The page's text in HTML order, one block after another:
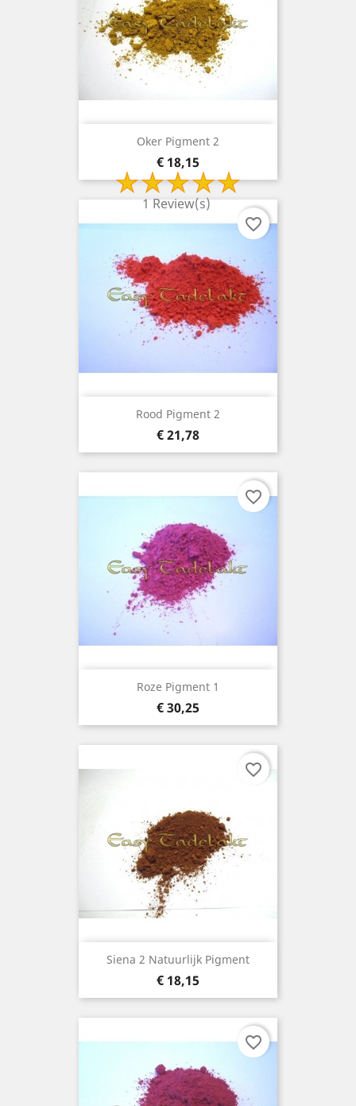
Oker Pigment 2
Prijs
€ 18,15
1 Review(s)
Rood Pigment 2
Prijs
€ 21,78
favorite_border
Roze Pigment 1
Prijs
€ 30,25
favorite_border
Siena 2 Natuurlijk Pigment
Prijs
€ 18,15
favorite_border
favorite_border